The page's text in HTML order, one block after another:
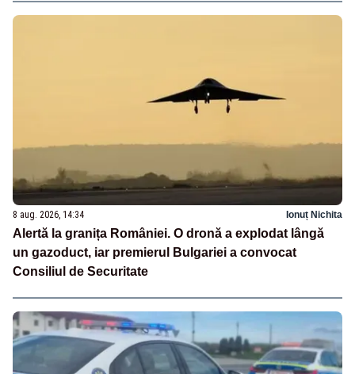
8 aug. 2026, 14:34 Ionuț Nichita
Alertă la granița României. O dronă a explodat lângă
un gazoduct, iar premierul Bulgariei a convocat
Consiliul de Securitate